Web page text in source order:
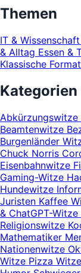
Themen
IT & Wissenschaft
& Alltag Essen &
Klassische
Kategorien
Abkürzungswitze
Beamtenwitze
Burgenländer
Chuck Norris
Eisenbahnwitze
Gaming-Witze
Hundewitze
Juristen Kaffee
& ChatGPT-Witze
Religionswitze
Mathematiker
Nationenwitze
Witze Pizza Witze